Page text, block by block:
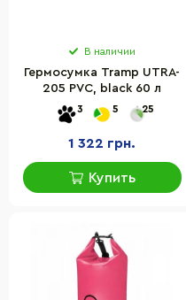
В наличии
Гермосумка Tramp UTRA-
205 PVC, black 60 л
3 5 25
1 322 грн.
Купить